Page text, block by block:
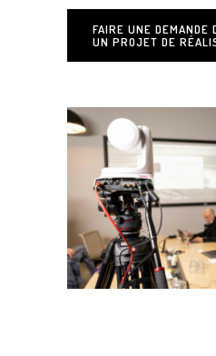
FAIRE UNE DEMANDE
UN PROJET DE